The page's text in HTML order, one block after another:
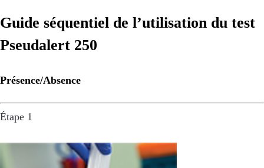
Guide séquentiel de l’utilisation du test
Pseudalert 250
Présence/Absence
Étape 1